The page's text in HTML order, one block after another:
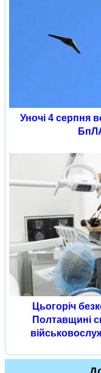
Уночі 4 серпня
Цьогоріч
Полтавщині